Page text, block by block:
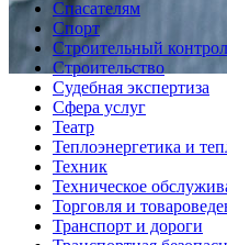
Спасателям
Спорт
Строительный
Строительство
Судебная экспертиза
Сфера услуг
Театр
Теплоэнергетика и
Техник
Техническое
Торговля и
Транспорт и дороги